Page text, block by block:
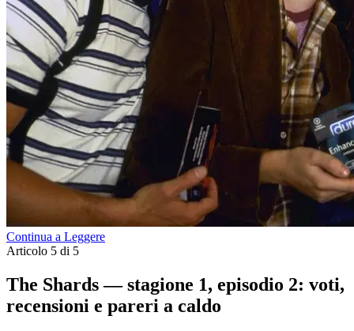
Continua a Leggere
Articolo 5 di 5
The Shards — stagione 1, episodio 2: voti,
recensioni e pareri a caldo